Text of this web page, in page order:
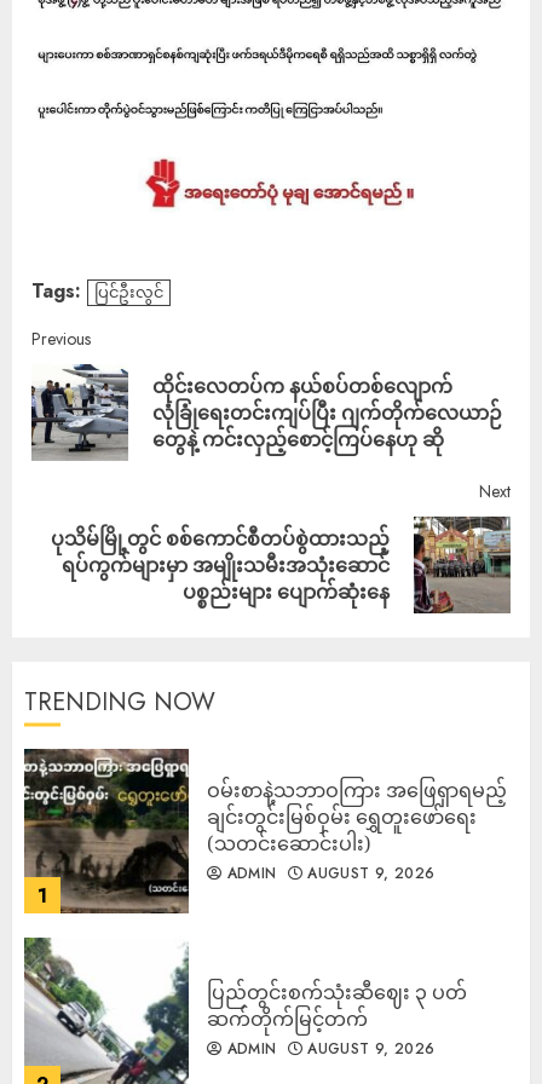
Tags: ပြင်ဦးလွင်
Previous
ထိုင်းလေတပ်က နယ်စပ်တစ်လျောက်
လုံခြုံရေးတင်းကျပ်ပြီး ဂျက်တိုက်လေယာဉ်
တွေနဲ့ ကင်းလှည့်စောင့်ကြပ်နေဟု ဆို
Next
ပုသိမ်မြို့တွင် စစ်ကောင်စီတပ်စွဲထားသည့်
ရပ်ကွက်များမှာ အမျိုးသမီးအသုံးဆောင်
ပစ္စည်းများ ပျောက်ဆုံးနေ
TRENDING NOW
1
ဝမ်းစာနဲ့သဘာဝကြား အဖြေရှာရမည့်
ချင်းတွင်းမြစ်ဝှမ်း ရွှေတူးဖော်ရေး
(သတင်းဆောင်းပါး)
ADMIN AUGUST 9, 2026
ပြည်တွင်းစက်သုံးဆီဈေး ၃ ပတ်
ဆက်တိုက်မြင့်တက်
ADMIN AUGUST 9, 2026